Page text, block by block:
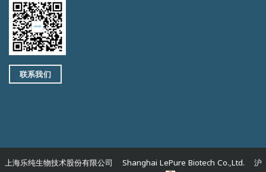
联系我们
上海乐纯生物技术股份有限公司 Shanghai LePure Biotech Co.,Ltd. 沪